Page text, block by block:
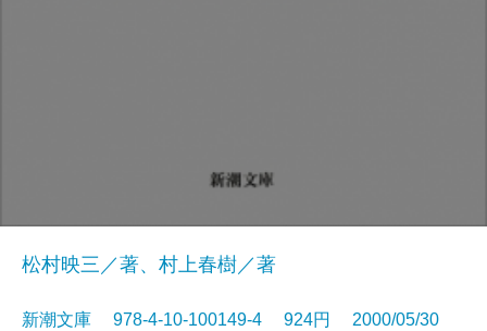
松村映三／著、村上春樹／著
新潮文庫 978-4-10-100149-4 924円 2000/05/30